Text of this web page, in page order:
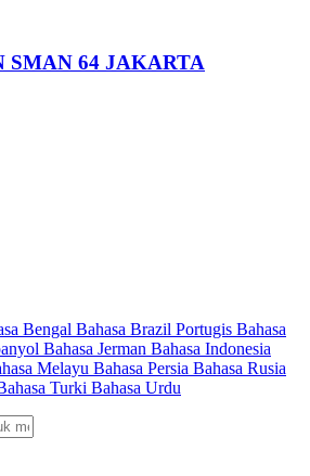
SMAN 64 JAKARTA
Bengal Bahasa Brazil Portugis Bahasa
Bahasa Jerman Bahasa Indonesia
Melayu Bahasa Persia Bahasa Rusia
Turki Bahasa Urdu